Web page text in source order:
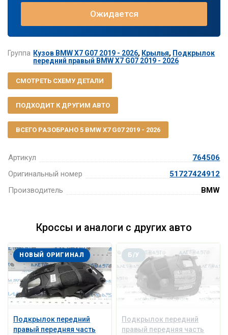
Артикул
764506
Оригинальный номер
51727424912
Производитель
BMW
Ожидается
Группа Кузов BMW X7 G07 2019 - 2026, Крылья, Подкрылок
передний правый BMW X7 G07 2019 - 2026
СМОТРЕТЬ СХЕМУ ДЕТАЛИ
ПОДХОДИТ К ДРУГИМ АВТО
ВСЕГО РАЗОБРАНО 5 BMW X7 G07 2019 - 2026
Кроссы и аналоги с других авто
Подкрылок передний
правый передняя часть
НОВЫЙ ОРИГИНАЛ
Подкрылок передний
правый передняя часть
Б/У